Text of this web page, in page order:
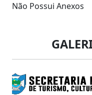
Não Possui Anexos